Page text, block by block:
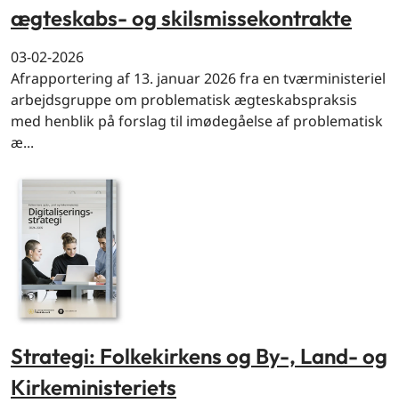
ægteskabs- og skilsmissekontrakte
03-02-2026
Afrapportering af 13. januar 2026 fra en tværministeriel
arbejdsgruppe om problematisk ægteskabspraksis
med henblik på forslag til imødegåelse af problematisk
æ...
Strategi: Folkekirkens og By-, Land- og
Kirkeministeriets